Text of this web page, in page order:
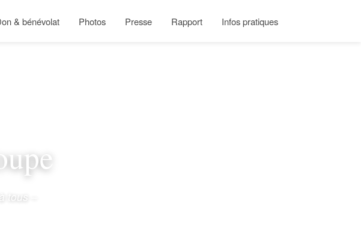
& bénévolat Photos Presse Rapport Infos pratiques
–